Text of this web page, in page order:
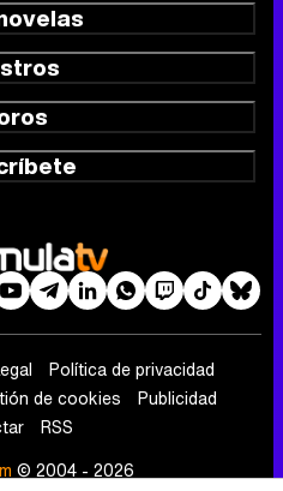
Política de privacidad
de cookies
Publicidad
RSS
© 2004 - 2026